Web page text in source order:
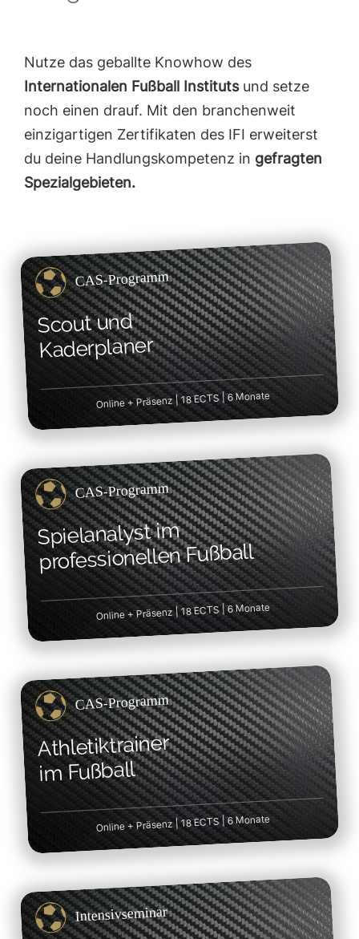
Nutze das geballte Knowhow des
Internationalen Fußball Institutsund setze
noch einen drauf. Mit den branchenweit
einzigartigen Zertifikaten des IFI erweiterst
du deine Handlungskompetenz in gefragten
Spezialgebieten.
CAS-Programm
Scout und
Kaderplaner
Online + Präsenz | 18 ECTS | 6 Monate
CAS-Programm
Spielanalyst im
professionellen Fußball
Online + Präsenz | 18 ECTS | 6 Monate
CAS-Programm
Athletiktrainer
im Fußball
Online + Präsenz | 18 ECTS | 6 Monate
Intensivseminar